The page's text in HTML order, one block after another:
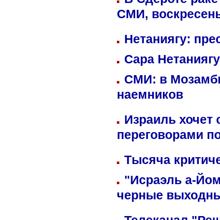
СМИ,
Нетаниягу:
Сара
СМИ: в
наемников
Израиль хочет
переговорами
Тысяча
"Исраэль а-
черные